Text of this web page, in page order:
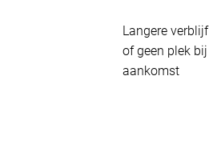
Langere verblijf
of geen plek bij
aankomst